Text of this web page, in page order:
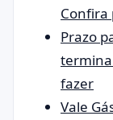
Confira
Prazo
termina
fazer
Vale